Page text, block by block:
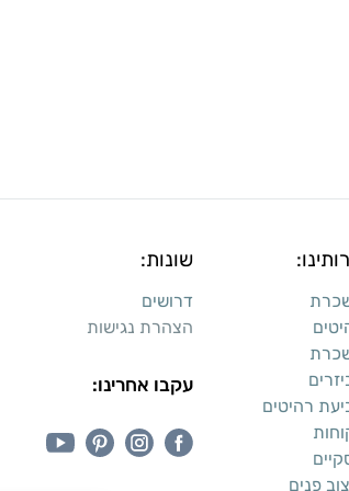
רהיטים
פנים
שונות:
דרושים
הצהרת נגישות
עקבו אחרינו: